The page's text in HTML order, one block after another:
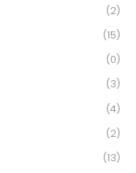
(2)
(15)
(0)
(3)
(4)
(2)
(13)